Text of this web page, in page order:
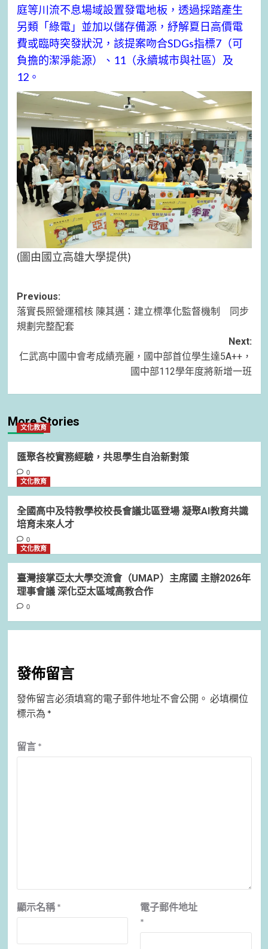
庭等川流不息場域設置發電地板，透過採踏產生
另類「綠電」並加以儲存備源，紓解夏日高價電
費或臨時突發狀況，該提案吻合SDGs指標7（可
負擔的潔淨能源）、11（永續城市與社區）及
12。
(圖由國立高雄大學提供)
Post
navigation
Previous:
落實長照營運稽核 陳其邁：建立標準化監督機制 同步
規劃完整配套
Next:
仁武高中國中會考成績亮麗，國中部首位學生達5A++，
國中部112學年度將新增一班
More Stories
文化教育
匯聚各校實務經驗，共思學生自治新對策
0
文化教育
全國高中及特教學校校長會議北區登場 凝聚AI教育共識
培育未來人才
0
文化教育
臺灣接掌亞太大學交流會（UMAP）主席國 主辦2026年
理事會議 深化亞太區域高教合作
0
發佈留言
發佈留言必須填寫的電子郵件地址不會公開。 必填欄位
標示為 *
留言 *
顯示名稱 *
電子郵件地址
*